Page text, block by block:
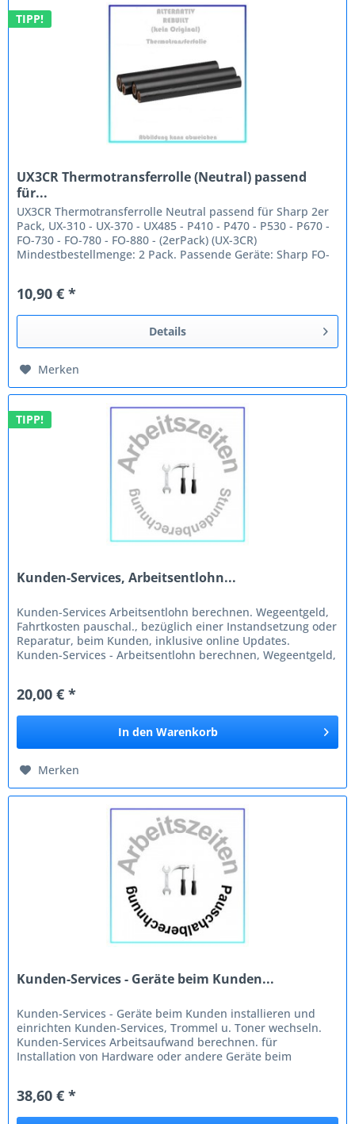
TIPP!
UX3CR Thermotransferrolle (Neutral) passend
für...
UX3CR Thermotransferrolle Neutral passend für Sharp 2er
Pack, UX-310 - UX-370 - UX485 - P410 - P470 - P530 - P670 -
FO-730 - FO-780 - FO-880 - (2erPack) (UX-3CR)
Mindestbestellmenge: 2 Pack. Passende Geräte: Sharp FO-
10,90 € *
Details
Merken
TIPP!
Kunden-Services, Arbeitsentlohn...
Kunden-Services Arbeitsentlohn berechnen. Wegeentgeld,
Fahrtkosten pauschal., bezüglich einer Instandsetzung oder
Reparatur, beim Kunden, inklusive online Updates.
Kunden-Services - Arbeitsentlohn berechnen, Wegeentgeld,
20,00 € *
In den Warenkorb
Merken
Kunden-Services - Geräte beim Kunden...
Kunden-Services - Geräte beim Kunden installieren und
einrichten Kunden-Services, Trommel u. Toner wechseln.
Kunden-Services Arbeitsaufwand berechnen. für
Installation von Hardware oder andere Geräte beim
38,60 € *